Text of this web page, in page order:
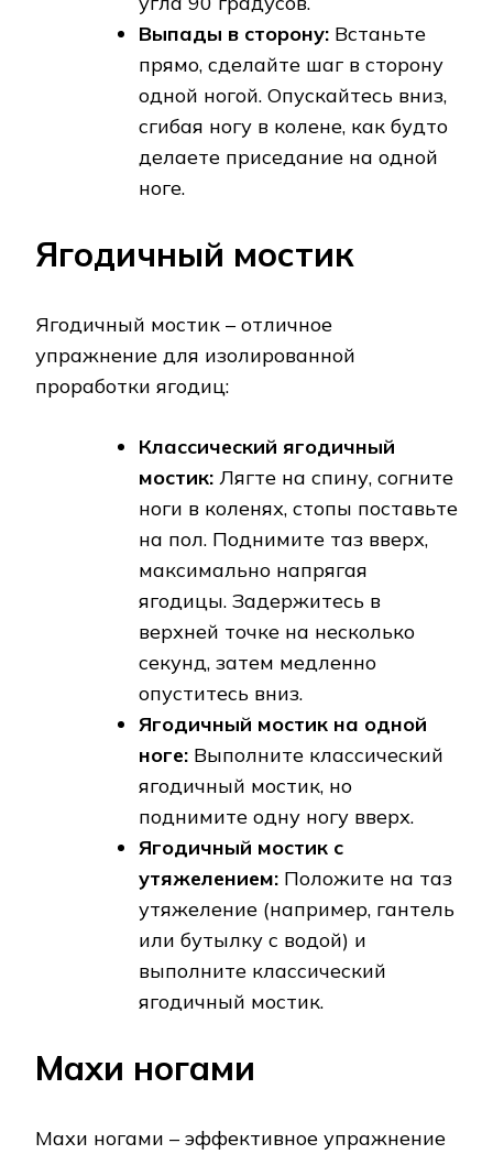
Выпады в сторону: Встаньте
прямо, сделайте шаг в сторону
одной ногой. Опускайтесь вниз,
сгибая ногу в колене, как будто
делаете приседание на одной
ноге.
Ягодичный мостик
Ягодичный мостик – отличное
упражнение для изолированной
проработки ягодиц:
Классический ягодичный
мостик: Лягте на спину, согните
ноги в коленях, стопы поставьте
на пол. Поднимите таз вверх,
максимально напрягая
ягодицы. Задержитесь в
верхней точке на несколько
секунд, затем медленно
опуститесь вниз.
Ягодичный мостик на одной
ноге: Выполните классический
ягодичный мостик, но
поднимите одну ногу вверх.
Ягодичный мостик с
утяжелением: Положите на таз
утяжеление (например, гантель
или бутылку с водой) и
выполните классический
ягодичный мостик.
Махи ногами
Махи ногами – эффективное упражнение